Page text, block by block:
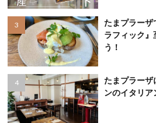
たまプラーザ
ラフィック』
う！
たまプラーザ
ンのイタリア